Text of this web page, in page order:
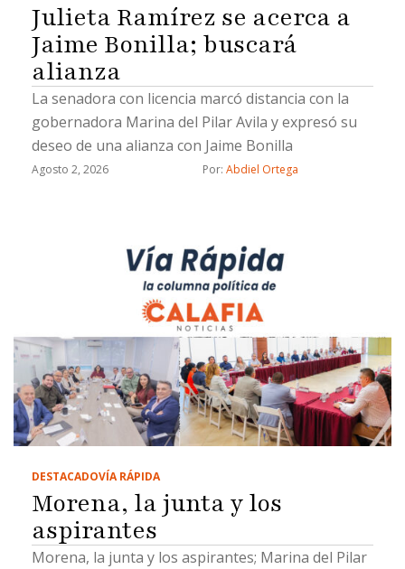
Julieta Ramírez se acerca a
Jaime Bonilla; buscará
alianza
La senadora con licencia marcó distancia con la
gobernadora Marina del Pilar Avila y expresó su
deseo de una alianza con Jaime Bonilla
Agosto 2, 2026 Por: Abdiel Ortega
DESTACADOVÍA RÁPIDA
Morena, la junta y los
aspirantes
Morena, la junta y los aspirantes; Marina del Pilar